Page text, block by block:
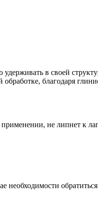
в своей
благодаря
не липнет к